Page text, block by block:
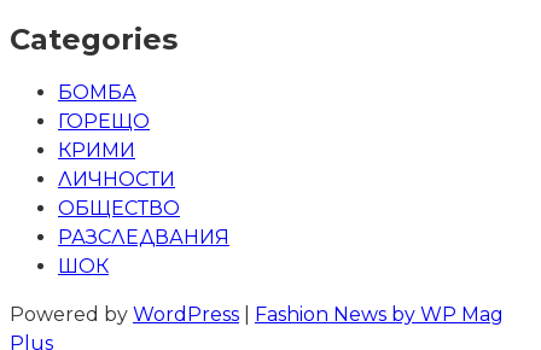
Categories
БОМБА
ГОРЕЩО
КРИМИ
ЛИЧНОСТИ
ОБЩЕСТВО
РАЗСЛЕДВАНИЯ
ШОК
Powered by WordPress
Fashion News by WP Mag
Plus